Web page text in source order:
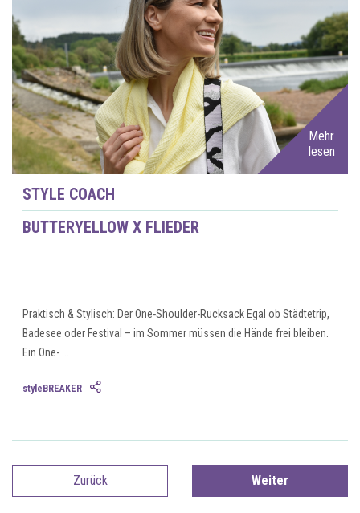
Mehr
lesen
STYLE COACH
BUTTERYELLOW X FLIEDER
Praktisch & Stylisch: Der One-Shoulder-Rucksack Egal ob Städtetrip,
Badesee oder Festival – im Sommer müssen die Hände frei bleiben.
Ein One- ...
styleBREAKER
Zurück Weiter